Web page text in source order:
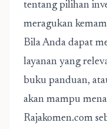
tentang pilihan
meragukan
Bila Anda dapat
layanan yang
buku panduan,
akan mampu
Rajakomen.com